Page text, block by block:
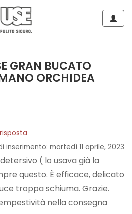
GRAN BUCATO
ORCHIDEA
inserimento: martedì 11 aprile, 2023
( lo usava già la
questo. È efficace, delicato
troppa schiuma. Grazie.
nella consegna